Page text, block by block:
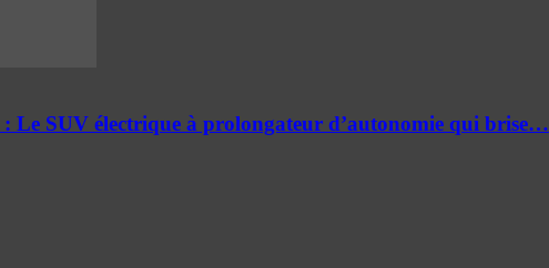
Le SUV électrique à prolongateur d’autonomie qui brise…